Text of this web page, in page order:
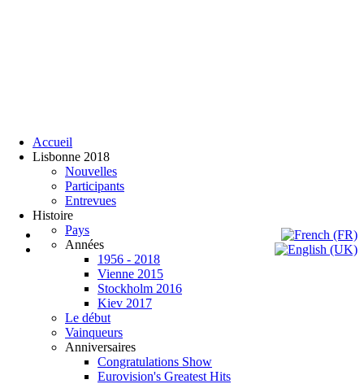
Accueil
Lisbonne 2018
Nouvelles
Participants
Entrevues
Histoire
Pays
Années
1956 - 2018
Vienne 2015
Stockholm 2016
Kiev 2017
Le début
Vainqueurs
Anniversaires
Congratulations Show
Eurovision's Greatest Hits